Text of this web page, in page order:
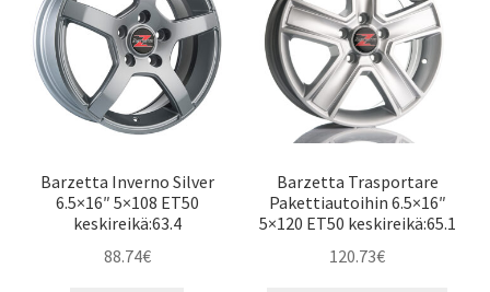
Barzetta Inverno Silver
6.5×16″ 5×108 ET50
keskireikä:63.4
88.74€
Barzetta Trasportare
Pakettiautoihin 6.5×16″
5×120 ET50 keskireikä:65.1
120.73€